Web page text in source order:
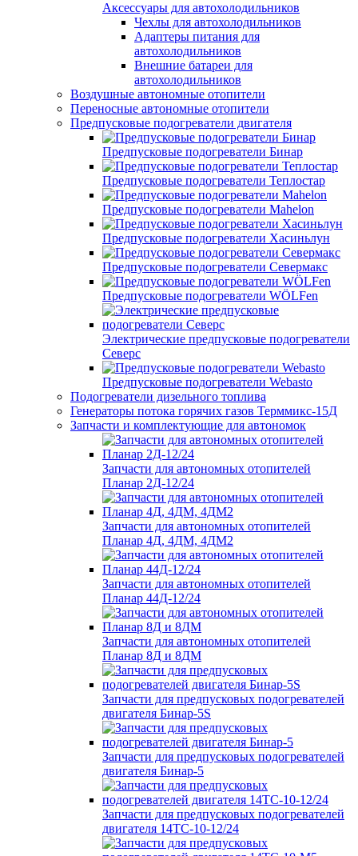
Аксессуары для автохолодильников
Чехлы для автохолодильников
Адаптеры питания для
автохолодильников
Внешние батареи для
автохолодильников
Воздушные автономные отопители
Переносные автономные отопители
Предпусковые подогреватели двигателя
Предпусковые подогреватели Бинар
Предпусковые подогреватели Теплостар
Предпусковые подогреватели Mahelon
Предпусковые подогреватели Хасиньлун
Предпусковые подогреватели Севермакс
Предпусковые подогреватели WÖLFen
Электрические предпусковые подогреватели
Северс
Предпусковые подогреватели Webasto
Подогреватели дизельного топлива
Генераторы потока горячих газов Терммикс-15Д
Запчасти и комплектующие для автономок
Запчасти для автономных отопителей
Планар 2Д-12/24
Запчасти для автономных отопителей
Планар 4Д, 4ДМ, 4ДМ2
Запчасти для автономных отопителей
Планар 44Д-12/24
Запчасти для автономных отопителей
Планар 8Д и 8ДМ
Запчасти для предпусковых подогревателей
двигателя Бинар-5S
Запчасти для предпусковых подогревателей
двигателя Бинар-5
Запчасти для предпусковых подогревателей
двигателя 14ТС-10-12/24